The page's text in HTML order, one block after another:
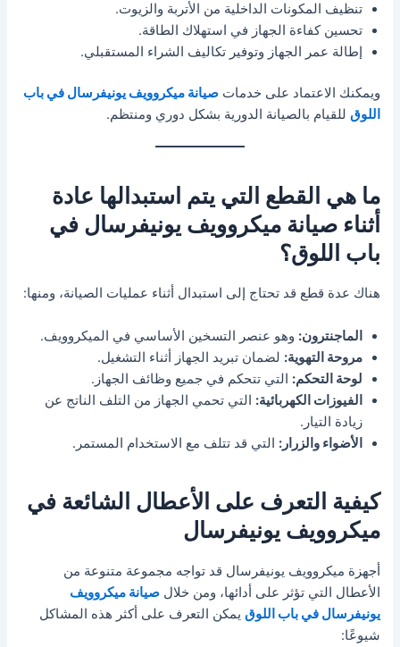
تنظيف المكونات الداخلية من الأتربة والزيوت.
تحسين كفاءة الجهاز في استهلاك الطاقة.
إطالة عمر الجهاز وتوفير تكاليف الشراء المستقبلي.
ويمكنك الاعتماد على خدماتصيانة ميكروويف يونيفرسال في باب
اللوق للقيام بالصيانة الدورية بشكل دوري ومنتظم.
ما هي القطع التي يتم استبدالها عادة
أثناء صيانة ميكروويف يونيفرسال في
باب اللوق؟
هناك عدة قطع قد تحتاج إلى استبدال أثناء عمليات الصيانة، ومنها:
الماجنترون: وهو عنصر التسخين الأساسي في الميكروويف.
مروحة التهوية: لضمان تبريد الجهاز أثناء التشغيل.
لوحة التحكم: التي تتحكم في جميع وظائف الجهاز.
الفيوزات الكهربائية: التي تحمي الجهاز من التلف الناتج عن
زيادة التيار.
الأضواء والزرار: التي قد تتلف مع الاستخدام المستمر.
كيفية التعرف على الأعطال الشائعة في
ميكروويف يونيفرسال
أجهزة ميكروويف يونيفرسال قد تواجه مجموعة متنوعة من
الأعطال التي تؤثر على أدائها، ومن خلالصيانة ميكروويف
يونيفرسال في باب اللوق يمكن التعرف على أكثر هذه المشاكل
شيوعًا: